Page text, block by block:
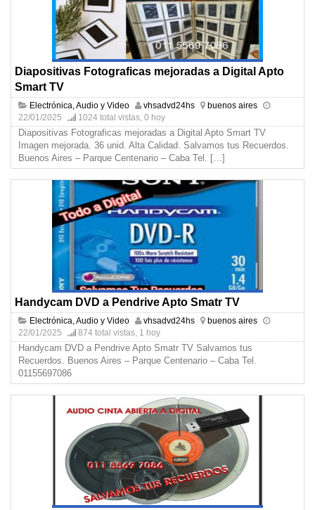
Diapositivas Fotograficas mejoradas a Digital Apto
Smart TV
Electrónica, Audio y Video vhsadvd24hs
buenos aires
22/01/2025
1024 total vistas, 0 hoy
Diapositivas Fotograficas mejoradas a Digital Apto Smart TV
Imagen mejorada. 36 unid. Alta Calidad. Salvamos tus Recuerdos.
Buenos Aires – Parque Centenario – Caba Tel. […]
Handycam DVD a Pendrive Apto Smatr TV
Electrónica, Audio y Video vhsadvd24hs
buenos aires
22/01/2025
874 total vistas, 1 hoy
Handycam DVD a Pendrive Apto Smatr TV Salvamos tus
Recuerdos. Buenos Aires – Parque Centenario – Caba Tel.
01155697086